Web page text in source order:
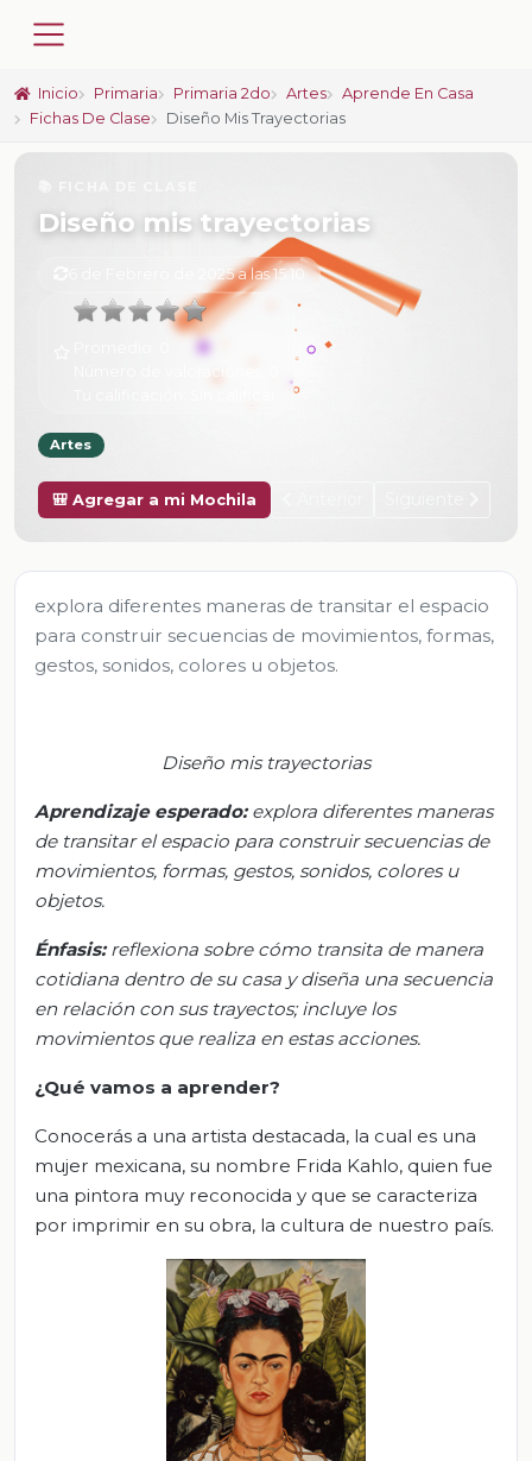
Inicio Primaria Primaria 2do Artes
Aprende En Casa
Fichas De Clase
Diseño Mis Trayectorias
Diseño mis trayectorias
6 de Febrero de 2025 a las 15:10
Número de valoraciones:
Artes
🎒 Agregar a mi Mochila
explora diferentes maneras de transitar el espacio
para construir secuencias de movimientos, formas,
gestos, sonidos, colores u objetos.
Diseño mis trayectorias
Aprendizaje esperado: explora diferentes maneras
de transitar el espacio para construir secuencias de
movimientos, formas, gestos, sonidos, colores u
objetos.
Énfasis: reflexiona sobre cómo transita de manera
cotidiana dentro de su casa y diseña una secuencia
en relación con sus trayectos; incluye los
movimientos que realiza en estas acciones.
¿Qué vamos a aprender?
Conocerás a una artista destacada, la cual es una
mujer mexicana, su nombre Frida Kahlo, quien fue
una pintora muy reconocida y que se caracteriza
por imprimir en su obra, la cultura de nuestro país.